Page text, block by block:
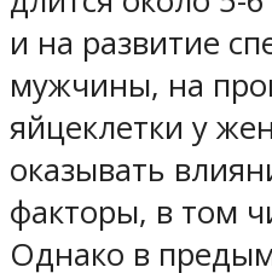
и на развитие
мужчины, на
яйцеклетки у
оказывать
факторы, в том
Однако в